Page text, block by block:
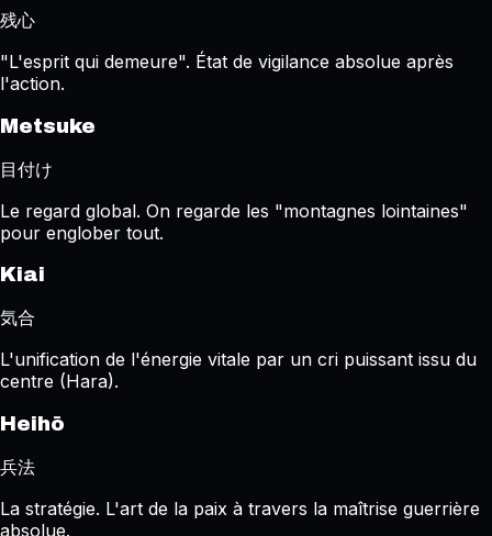
残心
"L'esprit qui demeure". État de vigilance absolue après
l'action.
Metsuke
目付け
Le regard global. On regarde les "montagnes lointaines"
pour englober tout.
Kiai
気合
L'unification de l'énergie vitale par un cri puissant issu du
centre (Hara).
Heihō
兵法
La stratégie. L'art de la paix à travers la maîtrise guerrière
absolue.